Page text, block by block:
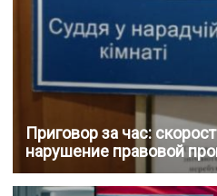
Приговор за час:
нарушение правовой